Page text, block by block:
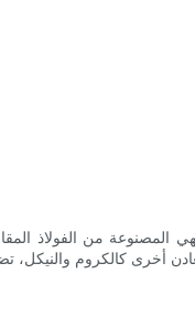
من الفولاذ